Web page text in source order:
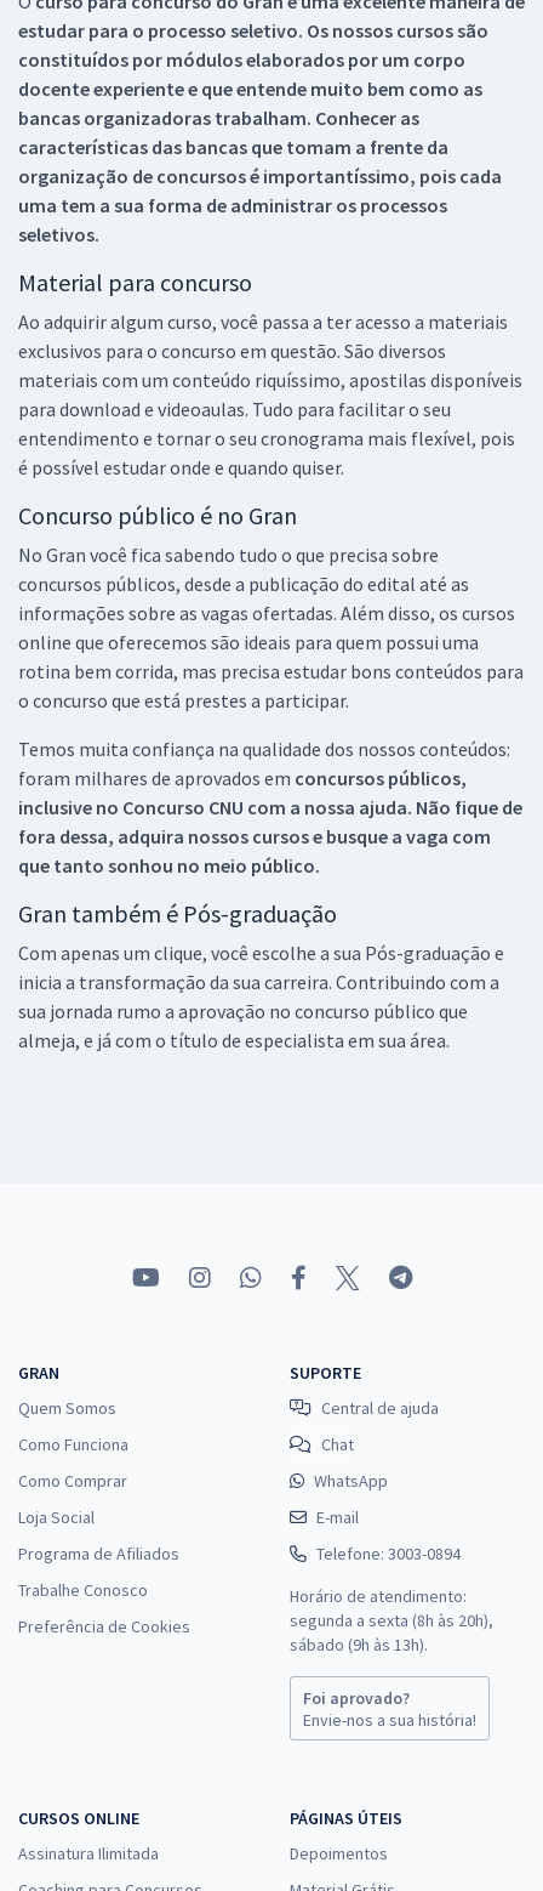
estudar para o processo seletivo. Os nossos cursos são
constituídos por módulos elaborados por um corpo
docente experiente e que entende muito bem como as
bancas organizadoras trabalham. Conhecer as
características das bancas que tomam a frente da
organização de concursos é importantíssimo, pois cada
uma tem a sua forma de administrar os processos
seletivos.
Material para concurso
Ao adquirir algum curso, você passa a ter acesso a materiais
exclusivos para o concurso em questão. São diversos
materiais com um conteúdo riquíssimo, apostilas disponíveis
para download e videoaulas. Tudo para facilitar o seu
entendimento e tornar o seu cronograma mais flexível, pois
é possível estudar onde e quando quiser.
Concurso público é no Gran
No Gran você fica sabendo tudo o que precisa sobre
concursos públicos, desde a publicação do edital até as
informações sobre as vagas ofertadas. Além disso, os cursos
online que oferecemos são ideais para quem possui uma
rotina bem corrida, mas precisa estudar bons conteúdos para
o concurso que está prestes a participar.
Temos muita confiança na qualidade dos nossos conteúdos:
foram milhares de aprovados em concursos públicos,
inclusive no Concurso CNU com a nossa ajuda. Não fique de
fora dessa, adquira nossos cursos e busque a vaga com
que tanto sonhou no meio público.
Gran também é Pós-graduação
Com apenas um clique, você escolhe a sua Pós-graduação e
inicia a transformação da sua carreira. Contribuindo com a
sua jornada rumo a aprovação no concurso público que
almeja, e já com o título de especialista em sua área.
GRAN
Quem Somos
Como Funciona
Como Comprar
Loja Social
Programa de Afiliados
Trabalhe Conosco
Preferência de Cookies
SUPORTE
Central de ajuda
Chat
WhatsApp
E-mail
Telefone: 3003-0894
Horário de atendimento:
segunda a sexta (8h às 20h),
sábado (9h às 13h).
Foi aprovado?
Envie-nos a sua história!
CURSOS ONLINE
Assinatura Ilimitada
PÁGINAS ÚTEIS
Depoimentos